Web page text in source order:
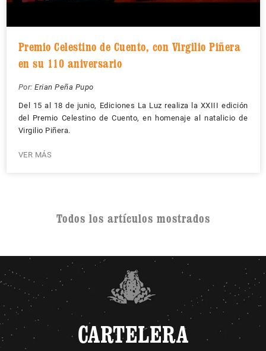
Premio Celestino de Cuento, con Virgilio Piñera
en su 110 aniversario
Por: Erian Peña Pupo
Del 15 al 18 de junio, Ediciones La Luz realiza la XXIII edición
del Premio Celestino de Cuento, en homenaje al natalicio de
Virgilio Piñera.
VER MÁS
Todos los artículos mostrados
CARTELERA